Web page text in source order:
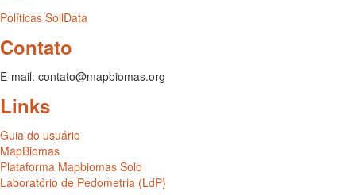
Políticas SoilData
Contato
E-mail: contato@mapbiomas.org
Links
Guia do usuário
MapBiomas
Plataforma Mapbiomas Solo
Laboratório de Pedometria (LdP)